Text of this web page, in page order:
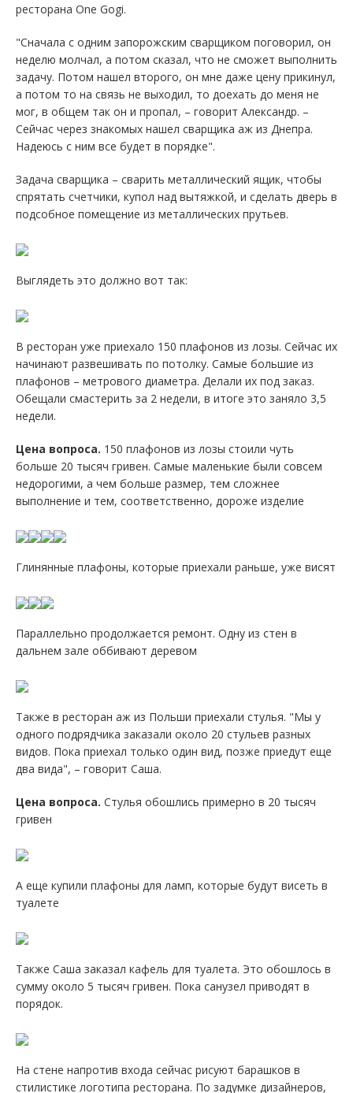
ресторана One Gogi.
"Сначала с одним запорожским сварщиком поговорил, он
неделю молчал, а потом сказал, что не сможет выполнить
задачу. Потом нашел второго, он мне даже цену прикинул,
а потом то на связь не выходил, то доехать до меня не
мог, в общем так он и пропал, – говорит Александр. –
Сейчас через знакомых нашел сварщика аж из Днепра.
Надеюсь с ним все будет в порядке".
Задача сварщика – сварить металлический ящик, чтобы
спрятать счетчики, купол над вытяжкой, и сделать дверь в
подсобное помещение из металлических прутьев.
Выглядеть это должно вот так:
В ресторан уже приехало 150 плафонов из лозы. Сейчас их
начинают развешивать по потолку. Самые большие из
плафонов – метрового диаметра. Делали их под заказ.
Обещали смастерить за 2 недели, в итоге это заняло 3,5
недели.
Цена вопроса. 150 плафонов из лозы стоили чуть
больше 20 тысяч гривен. Самые маленькие были совсем
недорогими, а чем больше размер, тем сложнее
выполнение и тем, соответственно, дороже изделие
Глинянные плафоны, которые приехали раньше, уже висят
Параллельно продолжается ремонт. Одну из стен в
дальнем зале оббивают деревом
Также в ресторан аж из Польши приехали стулья. "Мы у
одного подрядчика заказали около 20 стульев разных
видов. Пока приехал только один вид, позже приедут еще
два вида", – говорит Саша.
Цена вопроса. Стулья обошлись примерно в 20 тысяч
гривен
А еще купили плафоны для ламп, которые будут висеть в
туалете
Также Саша заказал кафель для туалета. Это обошлось в
сумму около 5 тысяч гривен. Пока санузел приводят в
порядок.
На стене напротив входа сейчас рисуют барашков в
стилистике логотипа ресторана. По задумке дизайнеров,